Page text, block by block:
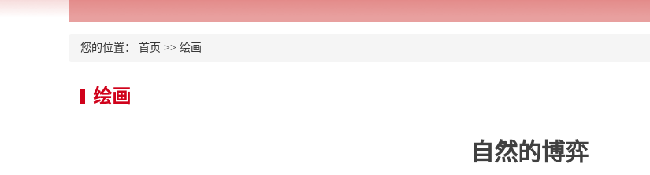
您的位置： 首页 >> 绘画
绘画
自然的博弈